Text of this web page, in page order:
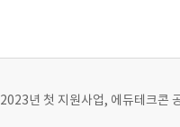
년 첫 지원사업, 에듀테크콘